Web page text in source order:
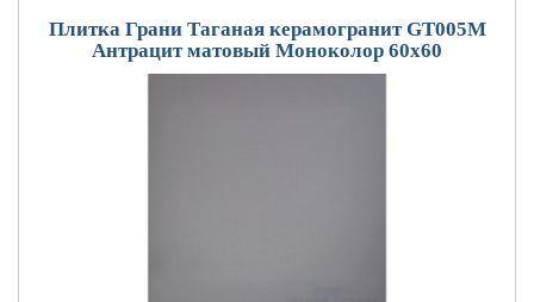
Плитка Грани Таганая керамогранит GT005М
Антрацит матовый Моноколор 60x60